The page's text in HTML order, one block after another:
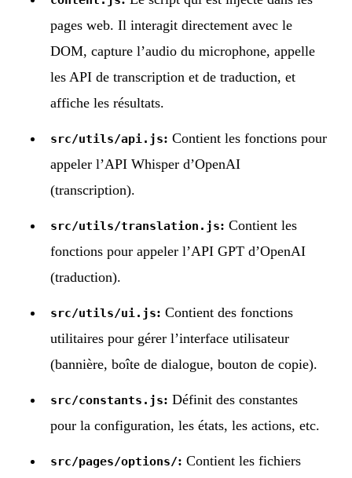
pages web. Il interagit directement avec le
DOM, capture l’audio du microphone, appelle
les API de transcription et de traduction, et
affiche les résultats.
src/utils/api.js: Contient les fonctions pour
appeler l’API Whisper d’OpenAI
(transcription).
src/utils/translation.js: Contient les
fonctions pour appeler l’API GPT d’OpenAI
(traduction).
src/utils/ui.js: Contient des fonctions
utilitaires pour gérer l’interface utilisateur
(bannière, boîte de dialogue, bouton de copie).
src/constants.js: Définit des constantes
pour la configuration, les états, les actions, etc.
src/pages/options/: Contient les fichiers